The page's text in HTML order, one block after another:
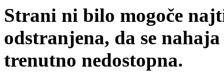
Strani ni bilo mogoče
odstranjena, da se
trenutno nedostopna.